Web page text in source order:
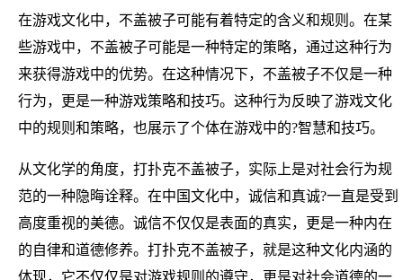
在游戏文化中，不盖被子可能有着特定的含义和规则。在某
些游戏中，不盖被子可能是一种特定的策略，通过这种行为
来获得游戏中的优势。在这种情况下，不盖被子不仅是一种
行为，更是一种游戏策略和技巧。这种行为反映了游戏文化
中的规则和策略，也展示了个体在游戏中的?智慧和技巧。
从文化学的角度，打扑克不盖被子，实际上是对社会行为规
范的一种隐晦诠释。在中国文化中，诚信和真诚?一直是受到
高度重视的美德。诚信不仅仅是表面的真实，更是一种内在
的自律和道德修养。打扑克不盖被子，就是这种文化内涵的
体现，它不仅仅是对游戏规则的遵守，更是对社会道德的一